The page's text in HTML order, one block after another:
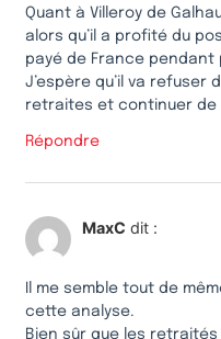
Quant à Villeroy de
alors qu’il a profité du
payé de France pendant
J’espère qu’il va refuser
retraites et continuer de
Répondre
MaxC dit :
Il me semble tout de
cette analyse.
Bien sûr que les